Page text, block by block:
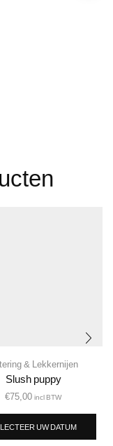
& Lekkernijen
Slush puppy
€75,00 incl BTW
UW DATUM